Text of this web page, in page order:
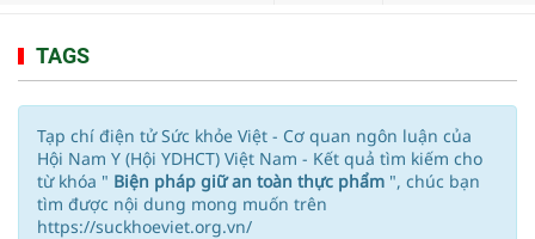
TAGS
Tạp chí điện tử Sức khỏe Việt - Cơ quan ngôn luận của
Hội Nam Y (Hội YDHCT) Việt Nam - Kết quả tìm kiếm cho
từ khóa " Biện pháp giữ an toàn thực phẩm ", chúc bạn
tìm được nội dung mong muốn trên
https://suckhoeviet.org.vn/